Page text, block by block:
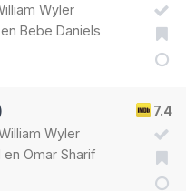
Wyler
en Bebe Daniels
7.4
Wyler
en Omar Sharif